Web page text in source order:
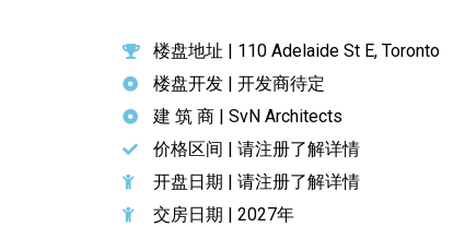
楼盘地址 | 110 Adelaide St E, Toronto
楼盘开发 | 开发商待定
建 筑 商 | SvN Architects
价格区间 | 请注册了解详情
开盘日期 | 请注册了解详情
交房日期 | 2027年